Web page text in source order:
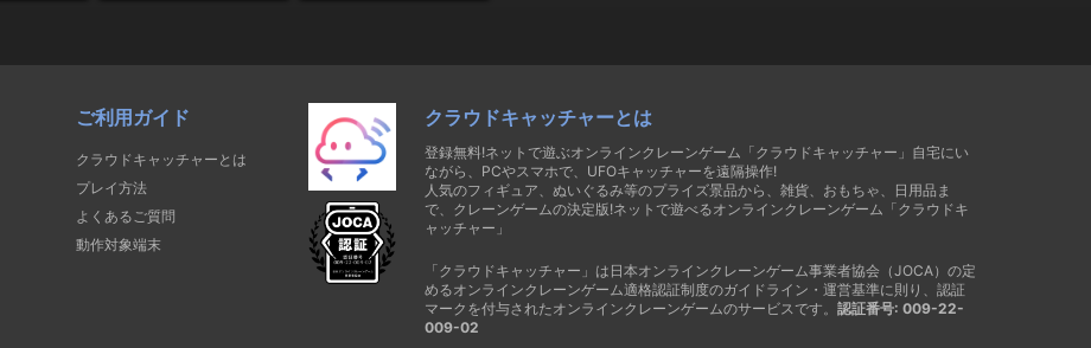
ご利用ガイド
クラウドキャッチャーとは
プレイ方法
よくあるご質問
動作対象端末
クラウドキャッチャーとは
登録無料!ネットで遊ぶオンラインクレーンゲーム「クラウドキャッチャー」自宅にい
ながら、PCやスマホで、UFOキャッチャーを遠隔操作!
人気のフィギュア、ぬいぐるみ等のプライズ景品から、雑貨、おもちゃ、日用品ま
で、クレーンゲームの決定版!ネットで遊べるオンラインクレーンゲーム「クラウドキ
ャッチャー」
「クラウドキャッチャー」は日本オンラインクレーンゲーム事業者協会（JOCA）の定
めるオンラインクレーンゲーム適格認証制度のガイドライン・運営基準に則り、認証
マークを付与されたオンラインクレーンゲームのサービスです。 認証番号: 009-22-
009-02